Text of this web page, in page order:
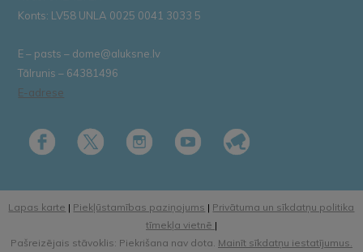
Konts: LV58 UNLA 0025 0041 3033 5
E – pasts – dome@aluksne.lv
Tālrunis – 64381496
E-adrese
Lapas karte | Piekļūstamības paziņojums | Privātuma un sīkdatņu politika
tīmekļa vietnē |
Pašreizējais stāvoklis: Piekrišana nav dota. Mainīt sīkdatņu iestatījumus.